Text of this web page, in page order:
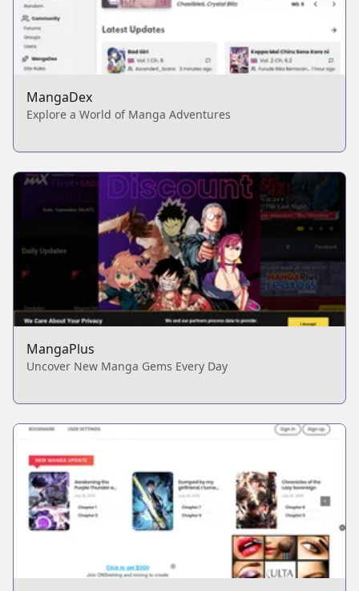
MangaDex
Explore a World of Manga Adventures
MangaPlus
Uncover New Manga Gems Every Day